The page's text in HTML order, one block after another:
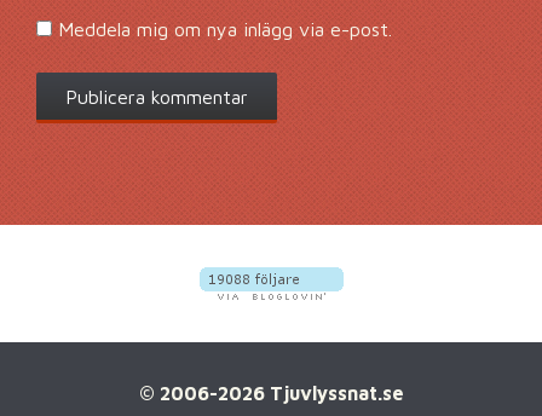
Meddela mig om nya inlägg via e-post.
© 2006-2026 Tjuvlyssnat.se